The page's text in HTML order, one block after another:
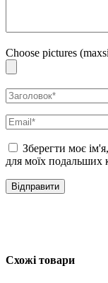
Choose pictures
Зберегти моє
для моїх подальших
Схожі товари